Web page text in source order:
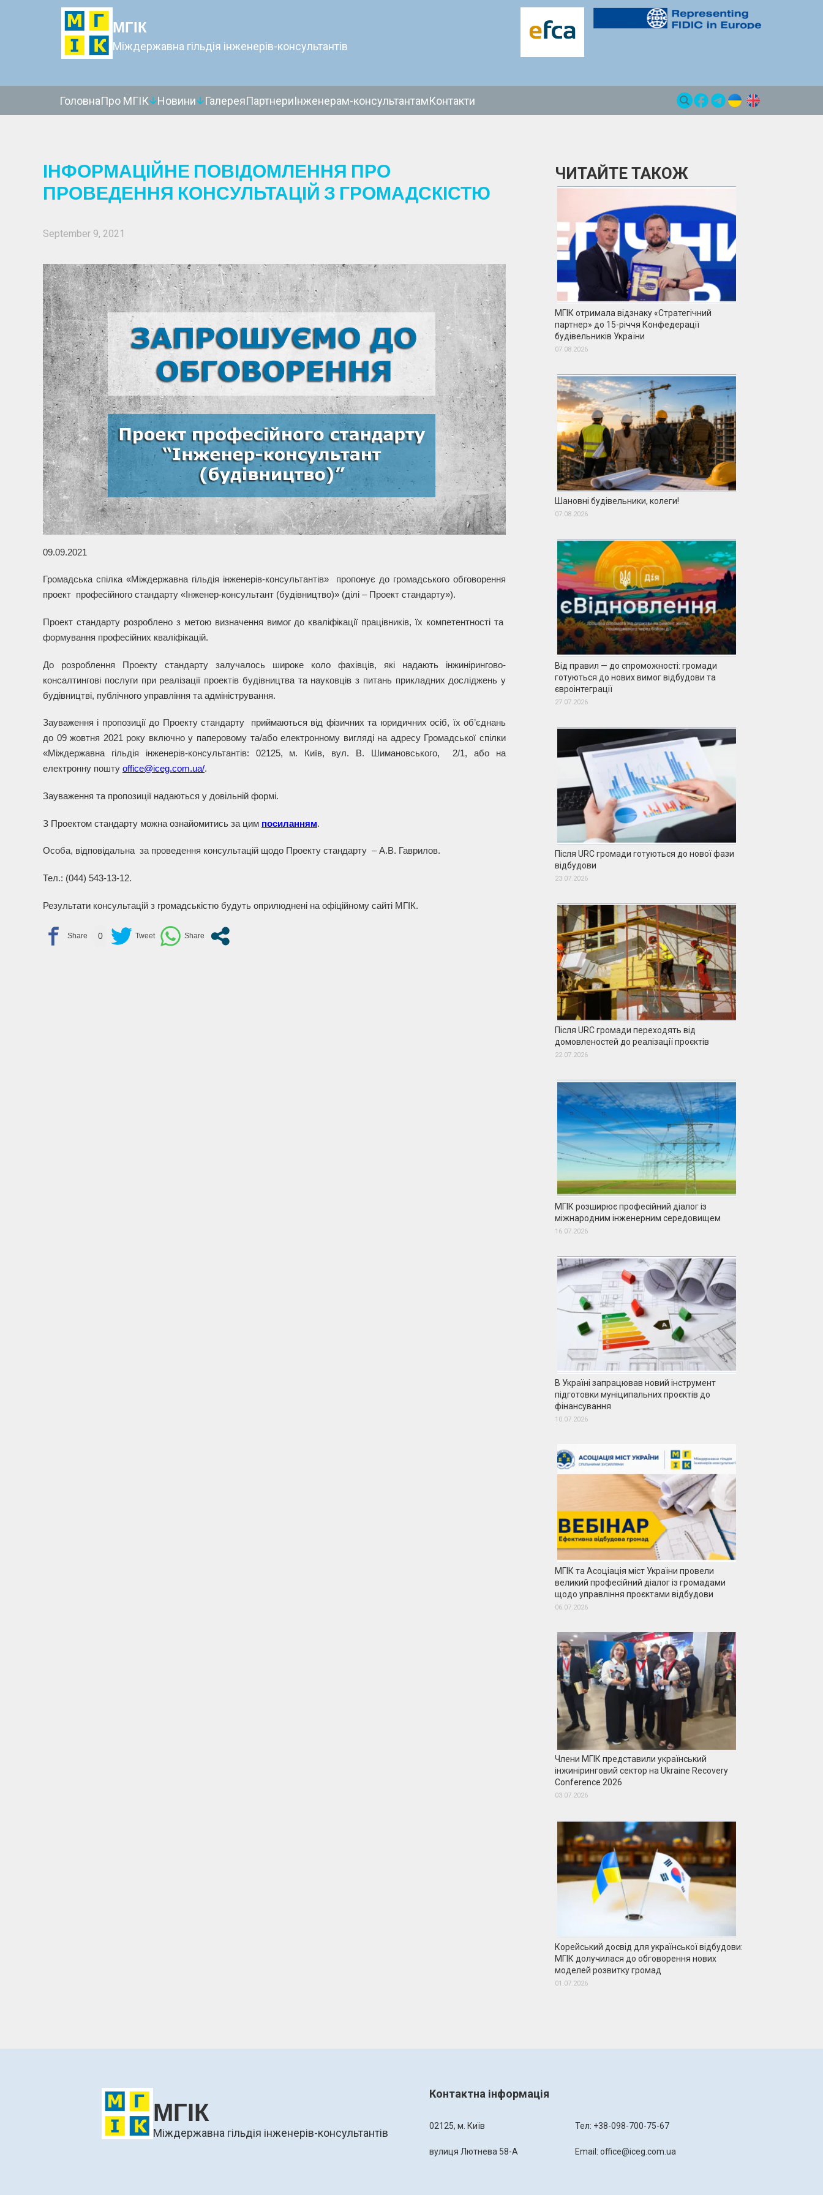
МГІК
Міждержавна гільдія інженерів-консультантів
ГоловнаПро МГІК Новини ГалереяПартнериІнженерам-консультантамКонтакти
ІНФОРМАЦІЙНЕ ПОВІДОМЛЕННЯ ПРО
ПРОВЕДЕННЯ КОНСУЛЬТАЦІЙ З ГРОМАДСКІСТЮ
September 9, 2021
09.09.2021
Громадська спілка «Міждержавна гільдія інженерів-консультантів» пропонує до громадського обговорення
проект професійного стандарту «Інженер-консультант (будівництво)» (ділі – Проект стандарту»).
Проект стандарту розроблено з метою визначення вимог до кваліфікації працівників, їх компетентності та
формування професійних кваліфікацій.
До розроблення Проекту стандарту залучалось широке коло фахівців, які надають інжинірингово-
консалтингові послуги при реалізації проектів будівництва та науковців з питань прикладних досліджень у
будівництві, публічного управління та адміністрування.
Зауваження і пропозиції до Проекту стандарту приймаються від фізичних та юридичних осіб, їх об’єднань
до 09 жовтня 2021 року включно у паперовому та/або електронному вигляді на адресу Громадської спілки
«Міждержавна гільдія інженерів-консультантів: 02125, м. Київ, вул. В. Шимановського, 2/1, або на
електронну пошту office@iceg.com.ua/.
Зауваження та пропозиції надаються у довільній формі.
З Проектом стандарту можна ознайомитись за цим посиланням.
Особа, відповідальна за проведення консультацій щодо Проекту стандарту – А.В. Гаврилов.
Тел.: (044) 543-13-12.
Результати консультацій з громадськістю будуть оприлюднені на офіційному сайті МГІК.
0
ЧИТАЙТЕ ТАКОЖ
МГІК отримала відзнаку «Стратегічний
партнер» до 15-річчя Конфедерації
будівельників України
07.08.2026
Шановні будівельники, колеги!
07.08.2026
Від правил — до спроможності: громади
готуються до нових вимог відбудови та
євроінтеграції
27.07.2026
Після URC громади готуються до нової фази
відбудови
23.07.2026
Після URC громади переходять від
домовленостей до реалізації проєктів
22.07.2026
МГІК розширює професійний діалог із
міжнародним інженерним середовищем
16.07.2026
В Україні запрацював новий інструмент
підготовки муніципальних проєктів до
фінансування
10.07.2026
МГІК та Асоціація міст України провели
великий професійний діалог із громадами
щодо управління проєктами відбудови
06.07.2026
Члени МГІК представили український
інжиніринговий сектор на Ukraine Recovery
Conference 2026
03.07.2026
Корейський досвід для української відбудови:
МГІК долучилася до обговорення нових
моделей розвитку громад
01.07.2026
МГІК
Міждержавна гільдія інженерів-консультантів
Контактна інформація
02125, м. Київ
вулиця Лютнева 58-А
Тел: +38-098-700-75-67
Email: office@iceg.com.ua